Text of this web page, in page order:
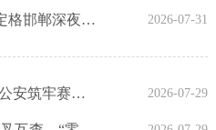
“零点”策划 | 一组镜头，定格邯郸深夜的藏蓝身影 2026-07-31
全力护航“郸青超”！邯郸公安筑牢赛事平安防线 2026-07-29